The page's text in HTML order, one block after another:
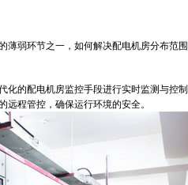
弱环节之一，如何解决配电机房分布范
的配电机房监控手段进行实时监测与控
程管控，确保运行环境的安全。